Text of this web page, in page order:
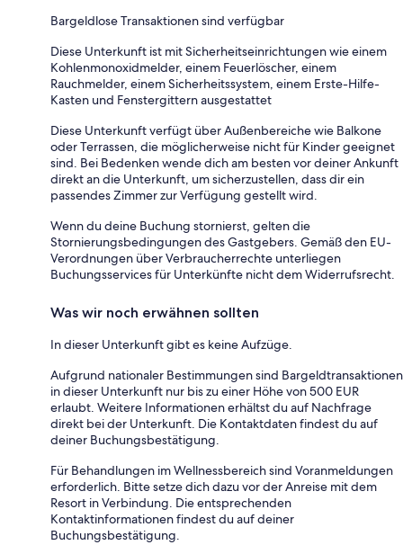
Bargeldlose Transaktionen sind verfügbar
Diese Unterkunft ist mit Sicherheitseinrichtungen wie einem
Kohlenmonoxidmelder, einem Feuerlöscher, einem
Rauchmelder, einem Sicherheitssystem, einem Erste-Hilfe-
Kasten und Fenstergittern ausgestattet
Diese Unterkunft verfügt über Außenbereiche wie Balkone
oder Terrassen, die möglicherweise nicht für Kinder geeignet
sind. Bei Bedenken wende dich am besten vor deiner Ankunft
direkt an die Unterkunft, um sicherzustellen, dass dir ein
passendes Zimmer zur Verfügung gestellt wird.
Wenn du deine Buchung stornierst, gelten die
Stornierungsbedingungen des Gastgebers. Gemäß den EU-
Verordnungen über Verbraucherrechte unterliegen
Buchungsservices für Unterkünfte nicht dem Widerrufsrecht.
Was wir noch erwähnen sollten
In dieser Unterkunft gibt es keine Aufzüge.
Aufgrund nationaler Bestimmungen sind Bargeldtransaktionen
in dieser Unterkunft nur bis zu einer Höhe von 500 EUR
erlaubt. Weitere Informationen erhältst du auf Nachfrage
direkt bei der Unterkunft. Die Kontaktdaten findest du auf
deiner Buchungsbestätigung.
Für Behandlungen im Wellnessbereich sind Voranmeldungen
erforderlich. Bitte setze dich dazu vor der Anreise mit dem
Resort in Verbindung. Die entsprechenden
Kontaktinformationen findest du auf deiner
Buchungsbestätigung.